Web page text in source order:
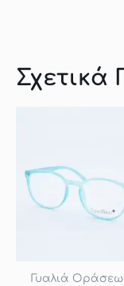
Σχετικά
Γυαλιά